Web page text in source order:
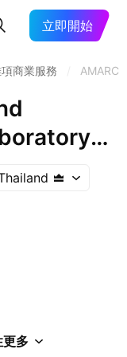
立即開始
商業服務 AMARC
更多